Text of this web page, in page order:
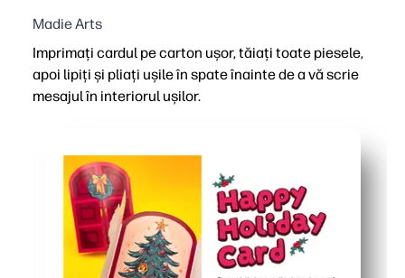
Madie Arts
Imprimați cardul pe carton ușor, tăiați toate piesele,
apoi lipiți și pliați ușile în spate înainte de a vă scrie
mesajul în interiorul ușilor.